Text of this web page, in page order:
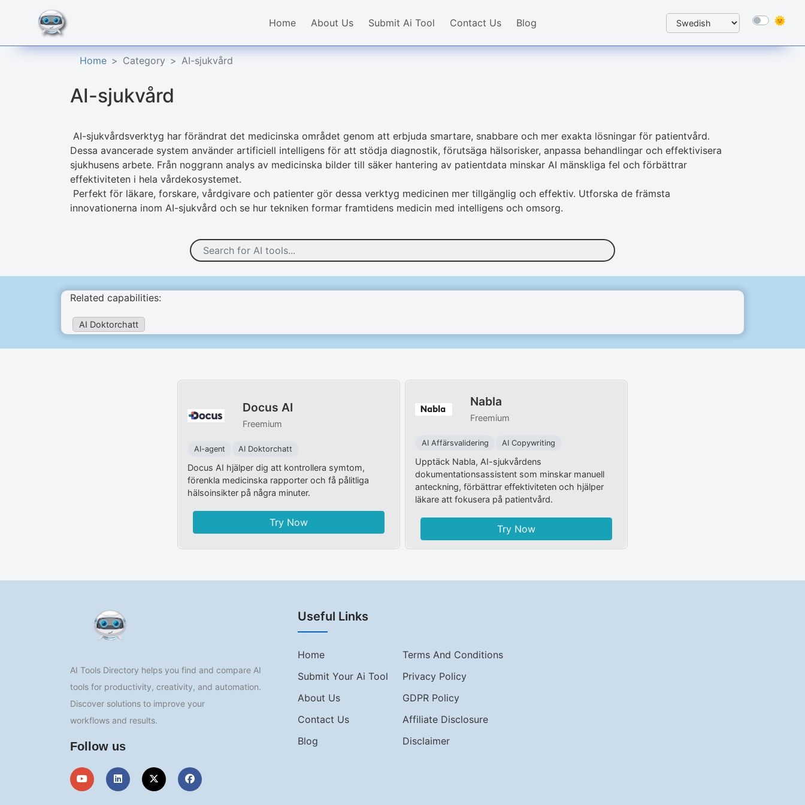
Home About Us Submit Ai Tool Contact Us Blog
Home Category AI-sjukvård
AI-sjukvård
AI-sjukvårdsverktyg har förändrat det medicinska området genom att erbjuda smartare, snabbare och mer exakta lösningar för patientvård.
Dessa avancerade system använder artificiell intelligens för att stödja diagnostik, förutsäga hälsorisker, anpassa behandlingar och effektivisera
sjukhusens arbete. Från noggrann analys av medicinska bilder till säker hantering av patientdata minskar AI mänskliga fel och förbättrar
effektiviteten i hela vårdekosystemet.
Perfekt för läkare, forskare, vårdgivare och patienter gör dessa verktyg medicinen mer tillgänglig och effektiv. Utforska de främsta
innovationerna inom AI-sjukvård och se hur tekniken formar framtidens medicin med intelligens och omsorg.
Related capabilities:
AI Doktorchatt
Docus AI
Freemium
AI-agent AI Doktorchatt
Docus AI hjälper dig att kontrollera symtom,
förenkla medicinska rapporter och få pålitliga
hälsoinsikter på några minuter.
Try Now
Nabla
Freemium
AI Affärsvalidering AI Copywriting
Upptäck Nabla, AI-sjukvårdens
dokumentationsassistent som minskar manuell
anteckning, förbättrar effektiviteten och hjälper
läkare att fokusera på patientvård.
Try Now
AI Tools Directory helps you find and compare AI
tools for productivity, creativity, and automation.
Discover solutions to improve your
workflows and results.
Follow us
Useful Links
Home
Terms And Conditions
Submit Your Ai Tool
Privacy Policy
About Us
GDPR Policy
Contact Us
Affiliate Disclosure
Blog
Disclaimer